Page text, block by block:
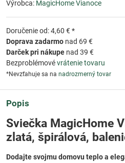
Výrobca: MagicHome Vianoce
Doručenie od: 4,60 € *
Doprava zadarmo nad 69 €
Darček pri nákupe nad 39 €
Bezproblémovévrátenie tovaru
*Nevzťahuje sa na nadrozmerný tovar
Popis
Sviečka MagicHome
zlatá, špirálová,
Dodajte svojmu domovu teplo a